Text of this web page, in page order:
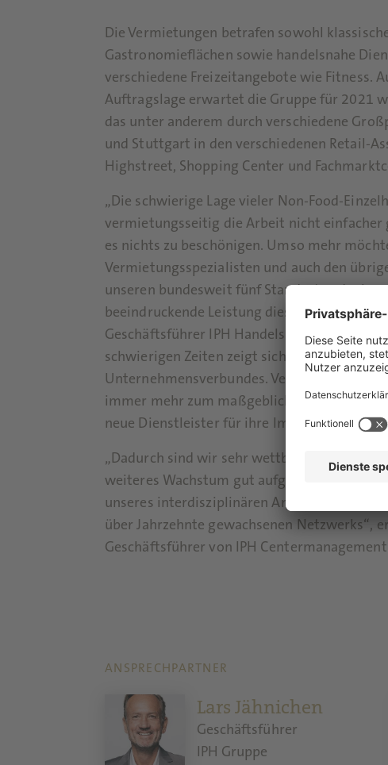
Die Vermietungen betrafen sowohl
Gastronomieflächen sowie handelsnahe
verschiedene Freizeitangebote wie Fitness.
Auftragslage erwartet die Gruppe für 2021
das unter anderem durch verschiedene
und Stuttgart in den verschiedenen Retail-
Highstreet, Shopping Center und
„Die schwierige Lage vieler Non-Food-
vermietungsseitig die Arbeit nicht einfacher
es nichts zu beschönigen. Umso mehr
Vermietungsspezialisten und auch den
unseren bundesweit fünf Standorten danken
beeindruckende Leistung dieses Jahr“,
Geschäftsführer IPH Handelsimmobilien.
schwierigen Zeiten zeigt sich die Stärke
Unternehmensverbundes.
immer mehr zum maßgeblichen
neue Dienstleister für ihre Immobilien
„Dadurch sind wir sehr wettbewerbsstark
weiteres Wachstum gut aufgestellt – dank
unseres interdisziplinären Ansatzes und
über Jahrzehnte gewachsenen Netzwerks“,
Geschäftsführer von IPH
ANSPRECHPARTNER
Lars Jähnichen
Geschäftsführer
IPH Gruppe